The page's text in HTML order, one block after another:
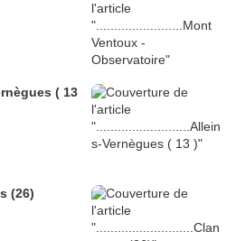
( 13
(26)